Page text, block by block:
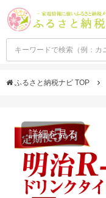
ふるさと納税ナビ TOP
詳細を見る